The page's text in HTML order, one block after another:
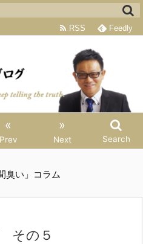
«
Prev
»
Next Search
RSS Feedly
臭い」コラム
その５